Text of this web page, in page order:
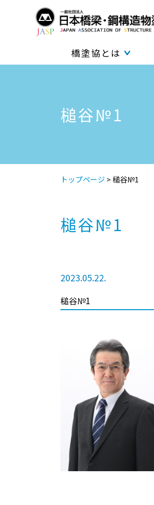
橋塗協とは
槌谷№1
トップページ > 槌谷№1
槌谷№1
2023.05.22.
槌谷№1